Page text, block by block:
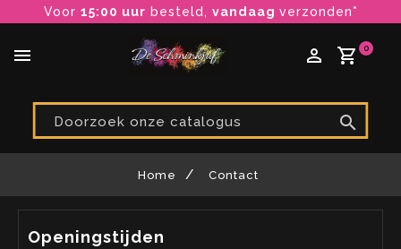
Voor 15:00 uur besteld, vandaag verzonden*
menu shopping_cart 0
perm_identity

Home Contact
Openingstijden